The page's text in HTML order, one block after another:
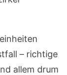
– richtige
allem drum